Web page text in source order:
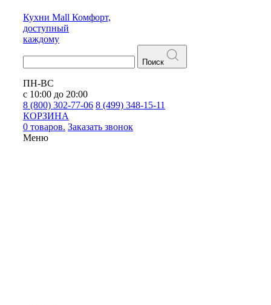
Кухни Mall Комфорт,
доступный
каждому
Поиск
ПН-ВС
с 10:00 до 20:00
8 (800) 302-77-06 8 (499) 348-15-11
КОРЗИНА
0 товаров. Заказать звонок
Меню